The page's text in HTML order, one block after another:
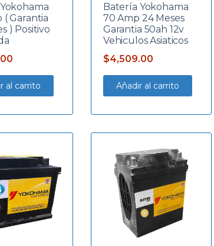
( Garantia
) Positivo
al carrito
Batería Yokohama
70 Amp 24 Meses
Garantia 50ah 12v
Vehiculos Asiaticos
$4,509.00
Añadir al carrito